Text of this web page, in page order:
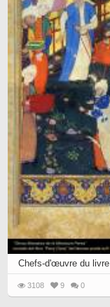
Chefs-d'œuvre du
3108 9 0